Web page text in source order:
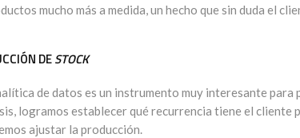
mucho más a medida, un hecho que sin duda el
DESTOCK
de datos es un instrumento muy interesante
logramos establecer qué recurrencia tiene el
ajustar la producción.